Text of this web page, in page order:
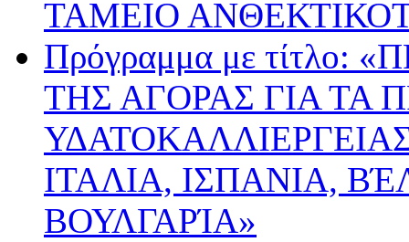
ΤΑΜΕΙΟ
Πρόγραμμα με
ΤΗΣ ΑΓΟΡΑΣ ΓΙΑ ΤΑ
ΙΤΑΛΙΑ, ΙΣΠΑΝΙΑ,
ΒΟΥΛΓΑΡΊΑ»